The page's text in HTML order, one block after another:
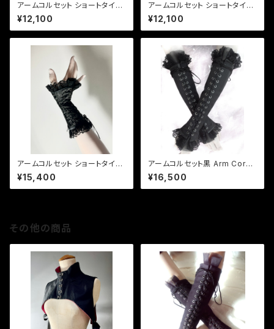
アームコルセット ショートタイプ
ギプス黒 Short Arm Corset
[Black Canvas Fabric]
¥12,100
アームコルセット ショートタイプ
ギプス生成りベージュ Short Ar
m Corset [Ivory Canvas Fa
bric]
¥12,100
アームコルセット ショートタイプ
ジャカードサテン黒 Short Arm
Corset【 Black Jacquard Sa
tin】
¥15,400
アームコルセット黒 Arm Corse
t [Black]
¥16,500
その他の商品